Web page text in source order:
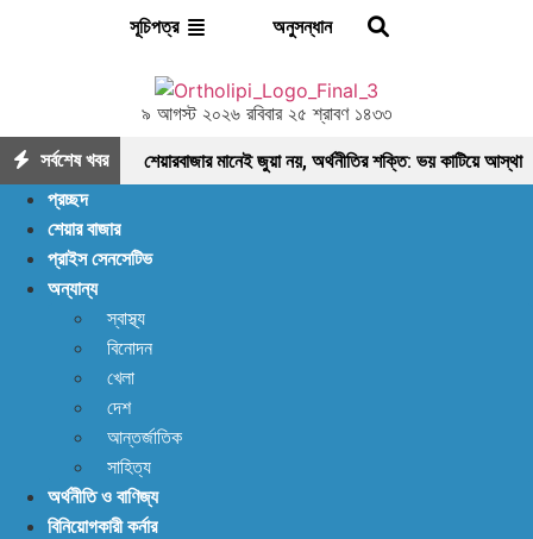
সূচিপত্র অনুসন্ধান
৯ আগস্ট ২০২৬ রবিবার ২৫ শ্রাবণ ১৪৩৩
সর্বশেষ খবর শেয়ারবাজার মানেই জুয়া নয়, অর্থনীতির শক্তি: ভয় কাটিয়ে আস্থা
ফাইনফুডস; আয়, নগদ প্রবাহ ও সম্পদে ধারাবাহিক প্রবৃদ্ধি
নতুন মোড়ের সামনে?
প্রাণ ফিরছে, বাড়ছে লেনদেন, বাজারের পরবর্তী গন্তব্য কোথায়?
শেয়ারবাজার, নেপথ্যে কী?
প্রচ্ছদ
শেয়ার বাজার
প্রাইস সেনসেটিভ
অন্যান্য
স্বাস্থ্য
বিনোদন
খেলা
দেশ
আন্তর্জাতিক
সাহিত্য
অর্থনীতি ও বাণিজ্য
বিনিয়োগকারী কর্নার